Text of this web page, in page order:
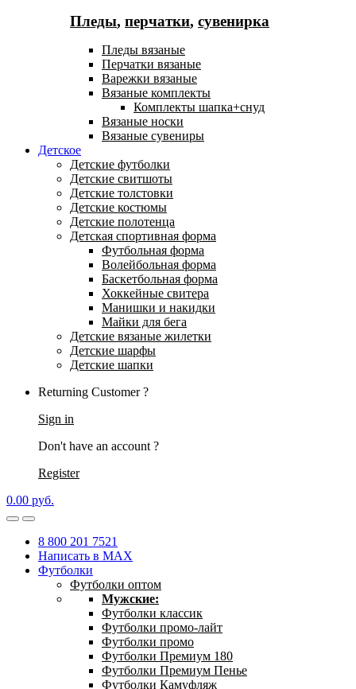
Пледы, перчатки, сувенирка
Пледы вязаные
Перчатки вязаные
Варежки вязаные
Вязаные комплекты
Комплекты шапка+снуд
Вязаные носки
Вязаные сувениры
Детское
Детские футболки
Детские свитшоты
Детские толстовки
Детские костюмы
Детские полотенца
Детская спортивная форма
Футбольная форма
Волейбольная форма
Баскетбольная форма
Хоккейные свитера
Манишки и накидки
Майки для бега
Детские вязаные жилетки
Детские шарфы
Детские шапки
Returning Customer ?
Sign in
Don't have an account ?
Register
0.00 руб.
8 800 201 7521
Написать в MAX
Футболки
Футболки оптом
Мужские:
Футболки классик
Футболки промо-лайт
Футболки промо
Футболки Премиум 180
Футболки Премиум Пенье
Футболки Камуфляж